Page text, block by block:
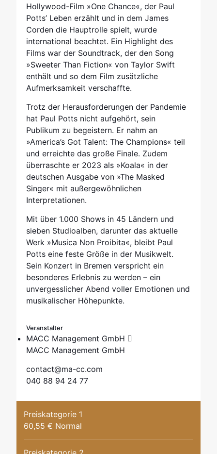
Hollywood-Film »One Chance«, der Paul
Potts’ Leben erzählt und in dem James
Corden die Hauptrolle spielt, wurde
international beachtet. Ein Highlight des
Films war der Soundtrack, der den Song
»Sweeter Than Fiction« von Taylor Swift
enthält und so dem Film zusätzliche
Aufmerksamkeit verschaffte.
Trotz der Herausforderungen der Pandemie
hat Paul Potts nicht aufgehört, sein
Publikum zu begeistern. Er nahm an
»America’s Got Talent: The Champions« teil
und erreichte das große Finale. Zudem
überraschte er 2023 als »Koala« in der
deutschen Ausgabe von »The Masked
Singer« mit außergewöhnlichen
Interpretationen.
Mit über 1.000 Shows in 45 Ländern und
sieben Studioalben, darunter das aktuelle
Werk »Musica Non Proibita«, bleibt Paul
Potts eine feste Größe in der Musikwelt.
Sein Konzert in Bremen verspricht ein
besonderes Erlebnis zu werden – ein
unvergesslicher Abend voller Emotionen und
musikalischer Höhepunkte.
Veranstalter
MACC Management GmbH
MACC Management GmbH
contact@ma-cc.com
040 88 94 24 77
Preiskategorie 1
60,55 € Normal